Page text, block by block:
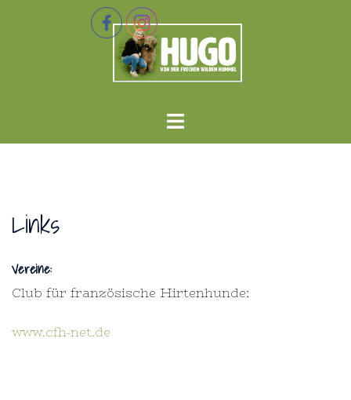
Menü
Links
Vereine:
Club für französische Hirtenhunde:
www.cfh-net.de